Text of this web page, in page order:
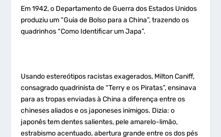
Em 1942, o Departamento de Guerra dos Estados Unidos
produziu um “Guia de Bolso para a China”, trazendo os
quadrinhos “Como Identificar um Japa”.
Usando estereótipos racistas exagerados, Milton Caniff,
consagrado quadrinista de “Terry e os Piratas”, ensinava
para as tropas enviadas à China a diferença entre os
chineses aliados e os japoneses inimigos. Dizia: o
japonês tem dentes salientes, pele amarelo-limão,
estrabismo acentuado, abertura grande entre os dos pés